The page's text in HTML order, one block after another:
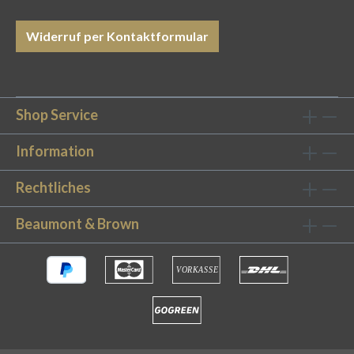
Langlebigkeit: Dank hochwertiger
Verarbeitung behält unser strapazierfähiges
Form. Absolut stilvoll und höchst qualitativ in
Grey holen Sie sich modernes Stilbewusstsein
direkt in Ihr Schlafzimmer. Farbige, gleichsam
jedoch dezente Bettwäsche liegt im Trend –
und zwar sowohl für die Bezüge, als auch für die
Bettlaken. Dabei ist Ton-in-Ton angesagt:
Passend zum Spannbettlaken gibt es deshalb in
unserem Shop auch Kissen- und Bettbezug im
angesagten Grau!Auch mit seiner Qualität
überzeugt das Laken: Das Baumwoll-Satin ist
Widerruf per Kontaktformular
Shop Service
Information
Rechtliches
Beaumont & Brown